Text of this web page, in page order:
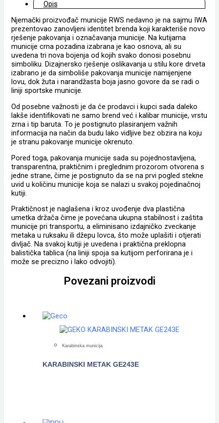
Opis
Njemački proizvođač municije RWS nedavno je na sajmu IWA
prezentovao zanovljeni identitet brenda koji karakteriše novo
rješenje pakovanja i označavanja municije. Na kutijama
municije crna pozadina izabrana je kao osnova, ali su
uvedena tri nova bojenja od kojih svako donosi posebnu
simboliku. Dizajnersko rješenje oslikavanja u stilu kore drveta
izabrano je da simboliše pakovanja municije namijenjene
lovu, dok žuta i narandžasta boja jasno govore da se radi o
liniji sportske municije.
Od posebne važnosti je da će prodavci i kupci sada daleko
lakše identifikovati ne samo brend već i kalibar municije, vrstu
zrna i tip baruta. To je postignuto plasiranjem važnih
informacija na način da budu lako vidljive bez obzira na koju
je stranu pakovanje municije okrenuto.
Pored toga, pakovanja municije sada su pojednostavljena,
transparentna, praktičnim i preglednim prozorom otvorena s
jedne strane, čime je postignuto da se na prvi pogled stekne
uvid u količinu municije koja se nalazi u svakoj pojedinačnoj
kutiji.
Praktičnost je naglašena i kroz uvođenje dva plastična
umetka držača čime je povećana ukupna stabilnost i zaštita
municije pri transportu, a eliminisano izdajničko zveckanje
metaka u ruksaku ili džepu lovca, što može uplašiti i otjerati
divljač. Na svakoj kutiji je uvedena i praktična preklopna
balistička tablica (na liniji spoja sa kutijom perforirana je i
može se precizno i lako odvojiti).
Povezani proizvodi
Karabinska municija
KARABINSKI METAK GE243E